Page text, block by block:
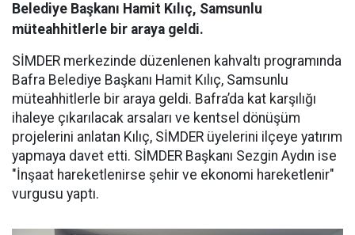
Belediye Başkanı Hamit Kılıç, Samsunlu
müteahhitlerle bir araya geldi.
SİMDER merkezinde düzenlenen kahvaltı programında
Bafra Belediye Başkanı Hamit Kılıç, Samsunlu
müteahhitlerle bir araya geldi. Bafra’da kat karşılığı
ihaleye çıkarılacak arsaları ve kentsel dönüşüm
projelerini anlatan Kılıç, SİMDER üyelerini ilçeye yatırım
yapmaya davet etti. SİMDER Başkanı Sezgin Aydın ise
"İnşaat hareketlenirse şehir ve ekonomi hareketlenir"
vurgusu yaptı.